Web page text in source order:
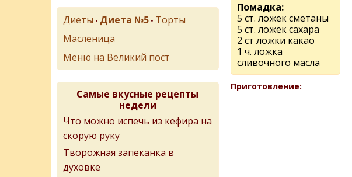
Помадка:
5 ст. ложек сметаны
5 ст. ложек сахара
2 ст ложки какао
1 ч. ложка
сливочного масла
Приготовление:
Диеты • Диета №5 • Торты
Масленица
Меню на Великий пост
Самые вкусные рецепты
недели
Что можно испечь из кефира на
скорую руку
Творожная запеканка в
духовке